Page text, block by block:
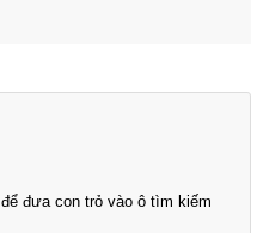
để đưa con trỏ vào ô tìm kiếm